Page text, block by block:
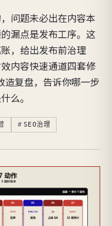
问题未必出在内容本
漏点是发布工序。这
，给出发布前治理
内容快速通道四套修
造复盘，告诉你哪一步
么。
SEO治理